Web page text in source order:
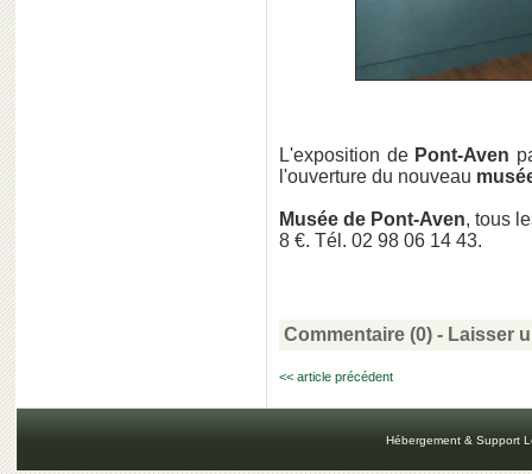
L'exposition de Pont-Aven
l'ouverture du nouveau
Musée de Pont-Aven, tous
8 €. Tél. 02 98 06 14 43.
Commentaire (0) - Laisser
<< article précédent
Hébergement & Support